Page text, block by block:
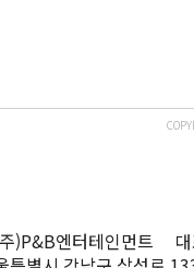
)P&B엔터테인먼트